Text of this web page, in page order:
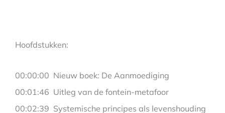
Hoofdstukken:
00:00:00 Nieuw boek: De Aanmoediging
00:01:46 Uitleg van de fontein-metafoor
00:02:39 Systemische principes als levenshouding